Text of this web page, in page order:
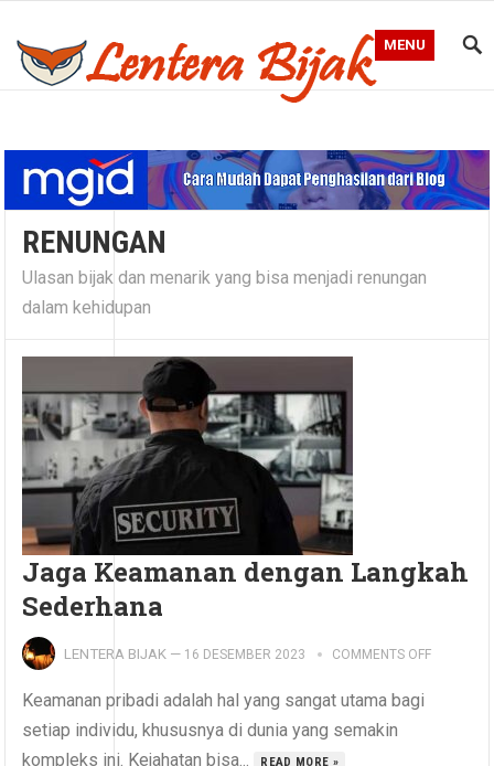
MENU
RENUNGAN
Ulasan bijak dan menarik yang bisa menjadi renungan
dalam kehidupan
Jaga Keamanan dengan Langkah
Sederhana
LENTERA BIJAK — 16 DESEMBER 2023 COMMENTS OFF
Keamanan pribadi adalah hal yang sangat utama bagi
setiap individu, khususnya di dunia yang semakin
kompleks ini. Kejahatan bisa...
READ MORE »